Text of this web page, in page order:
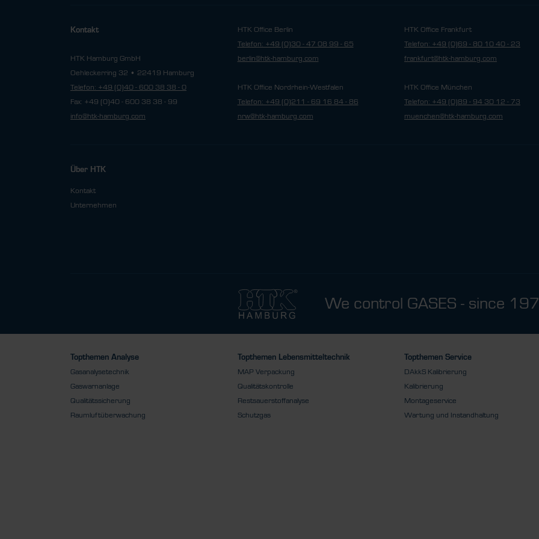
Kontakt
HTK Hamburg GmbH
Oehleckerring 32 • 22419 Hamburg
Telefon: +49 (0)40 - 600 38 38 - 0
Fax: +49 (0)40 - 600 38 38 - 99
info@htk-hamburg.com
HTK Office Berlin
Telefon: +49 (0)30 - 47 08 99 - 65
berlin@htk-hamburg.com
HTK Office Nordrhein-Westfalen
Telefon: +49 (0)211 - 69 16 84 - 86
nrw@htk-hamburg.com
HTK Office Frankfurt
Telefon: +49 (0)69 - 80 10 40 - 23
frankfurt@htk-hamburg.com
HTK Office München
Telefon: +49 (0)89 - 94 30 12 - 73
muenchen@htk-hamburg.com
Über HTK
Kontakt
Unternehmen
We control GASES - since
Topthemen Analyse
Gasanalysetechnik
Gaswarnanlage
Qualitätssicherung
Raumluftüberwachung
Topthemen Lebensmitteltechnik
MAP Verpackung
Qualitätskontrolle
Restsauerstoffanalyse
Schutzgas
Topthemen Service
DAkkS Kalibrierung
Kalibrierung
Montageservice
Wartung und Instandhaltung